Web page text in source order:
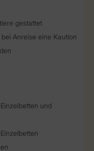
gestattet
Anreise eine Kaution
und